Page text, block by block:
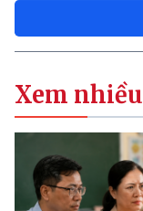
Xem nhiều